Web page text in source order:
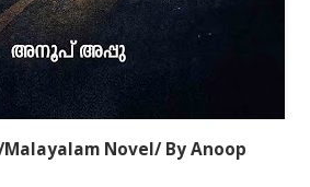
Novel/ By Anoop